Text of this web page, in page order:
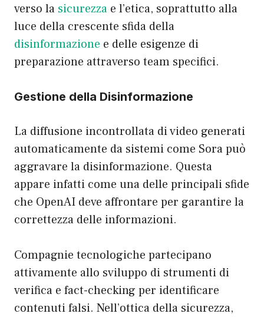
verso la sicurezza e l’etica, soprattutto alla
luce della crescente sfida della
disinformazione e delle esigenze di
preparazione attraverso team specifici.
Gestione della Disinformazione
La diffusione incontrollata di video generati
automaticamente da sistemi come Sora può
aggravare la disinformazione. Questa
appare infatti come una delle principali sfide
che OpenAI deve affrontare per garantire la
correttezza delle informazioni.
Compagnie tecnologiche partecipano
attivamente allo sviluppo di strumenti di
verifica e fact-checking per identificare
contenuti falsi. Nell’ottica della sicurezza,